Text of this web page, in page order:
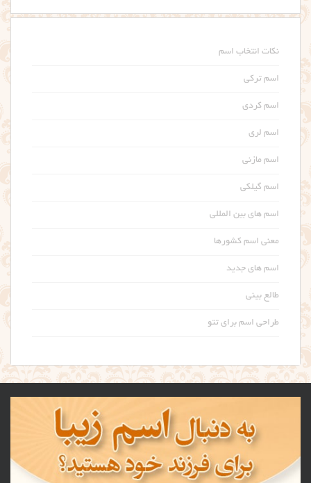
نکات انتخاب اسم
اسم ترکی
اسم کردی
اسم لری
اسم مازنی
اسم گیلکی
اسم های بین المللی
معنی اسم کشورها
اسم های جدید
طالع بینی
طراحی اسم برای تتو